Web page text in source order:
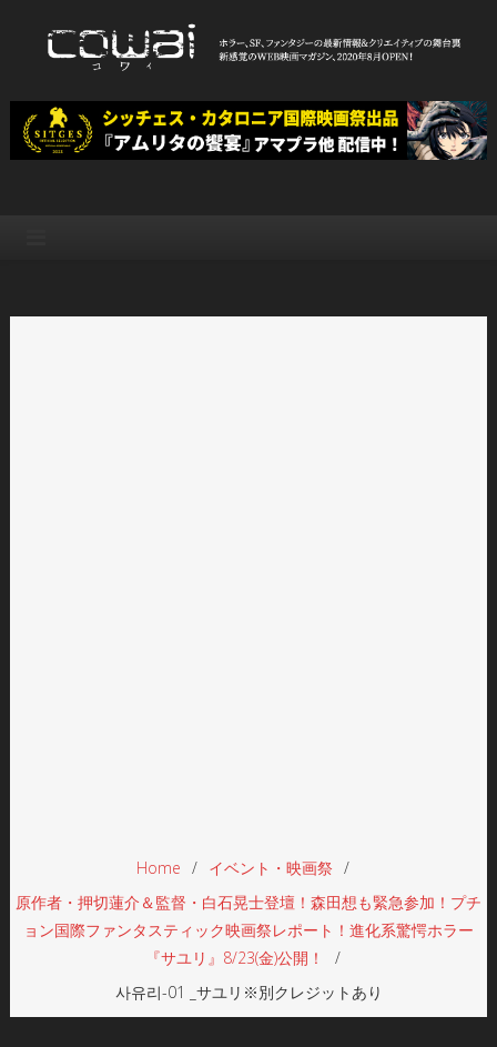
WEB映画マガジン「cowai コ
ワイ」
Home
イベント・映画祭
原作者・押切蓮介＆監督・白石晃士登壇！森田想も緊急参加！プチ
ョン国際ファンタスティック映画祭レポート！進化系驚愕ホラー
『サユリ』8/23(金)公開！
사유리-01 _サユリ※別クレジットあり